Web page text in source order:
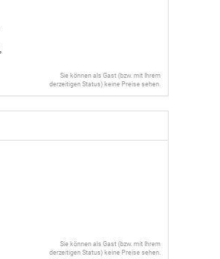
Sie können als Gast (bzw. mit Ihrem
derzeitigen Status) keine Preise sehen.
Sie können als Gast (bzw. mit Ihrem
derzeitigen Status) keine Preise sehen.